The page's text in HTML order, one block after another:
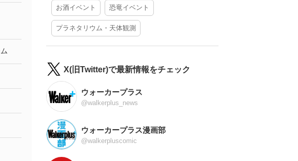
お酒イベント 恐竜イベント
プラネタリウム・天体観測
X(旧Twitter)で最新情報をチェック
ウォーカープラス
@walkerplus_news
ウォーカープラス漫画部
@walkerpluscomic